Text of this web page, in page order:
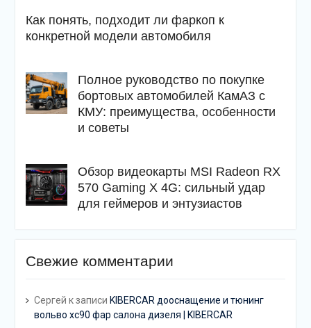
Как понять, подходит ли фаркоп к
конкретной модели автомобиля
Полное руководство по покупке
бортовых автомобилей КамАЗ с
КМУ: преимущества, особенности
и советы
Обзор видеокарты MSI Radeon RX
570 Gaming X 4G: сильный удар
для геймеров и энтузиастов
Свежие комментарии
Сергей к записи KIBERCAR дооснащение и тюнинг
вольво хс90 фар салона дизеля | KIBERCAR